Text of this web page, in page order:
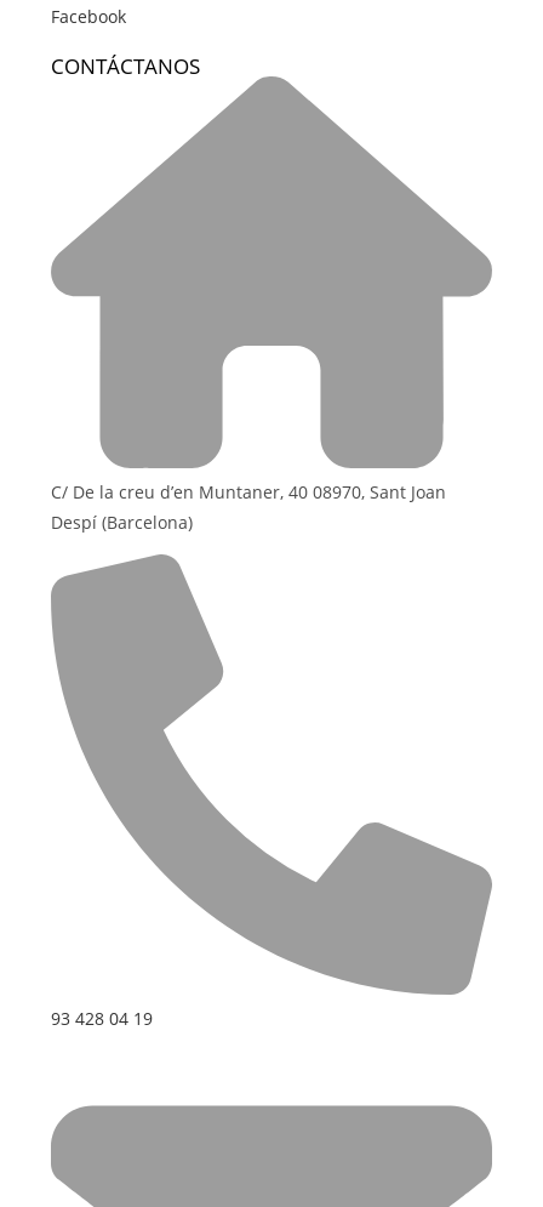
Facebook
CONTÁCTANOS
C/ De la creu d’en Muntaner, 40 08970, Sant Joan
Despí (Barcelona)
93 428 04 19